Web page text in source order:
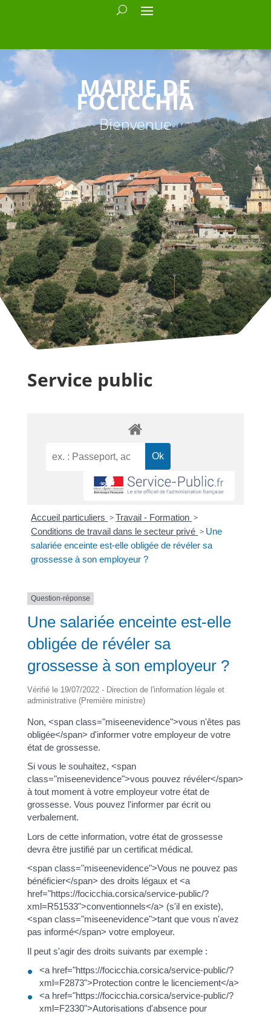
MAIRIE DE
FOCICCHIA
Bienvenue
Service public
Accueil particuliers >Travail - Formation >
Conditions de travail dans le secteur privé > Une
salariée enceinte est-elle obligée de révéler sa
grossesse à son employeur ?
Question-réponse
Une salariée enceinte est-elle
obligée de révéler sa
grossesse à son employeur ?
Vérifié le 19/07/2022 - Direction de l'information légale et
administrative (Première ministre)
Non, <span class="miseenevidence">vous n'êtes pas
obligée</span> d'informer votre employeur de votre
état de grossesse.
Si vous le souhaitez, <span
class="miseenevidence">vous pouvez révéler</span>
à tout moment à votre employeur votre état de
grossesse. Vous pouvez l'informer par écrit ou
verbalement.
Lors de cette information, votre état de grossesse
devra être justifié par un certificat médical.
<span class="miseenevidence">Vous ne pouvez pas
bénéficier</span> des droits légaux et <a
href="https://focicchia.corsica/service-public/?
xml=R51533">conventionnels</a> (s'il en existe),
<span class="miseenevidence">tant que vous n'avez
pas informé</span> votre employeur.
Il peut s'agir des droits suivants par exemple :
<a href="https://focicchia.corsica/service-public/?
xml=F2873">Protection contre le licenciement</a>
<a href="https://focicchia.corsica/service-public/?
xml=F2330">Autorisations d'absence pour